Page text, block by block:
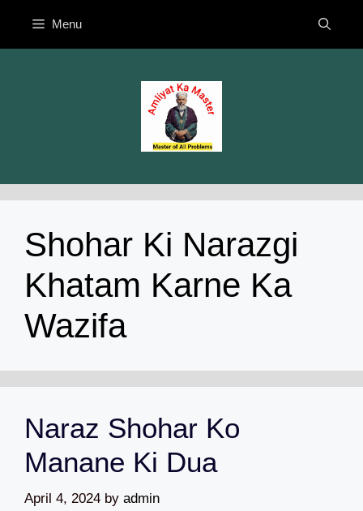
content
Menu
Shohar Ki Narazgi
Khatam Karne Ka
Wazifa
Naraz Shohar Ko
Manane Ki Dua
April 4, 2024 by admin